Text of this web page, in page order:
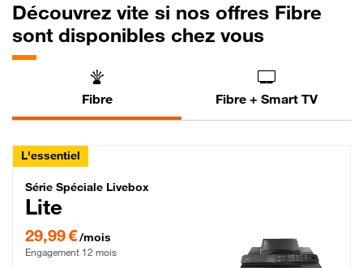
Découvrez vite si nos offres Fibre
sont disponibles chez vous
Fibre Fibre + Smart TV
L'essentiel
Série Spéciale Livebox Lite Fibre
Série Spéciale Livebox
Lite
29,99 €/mois
Engagement 12 mois